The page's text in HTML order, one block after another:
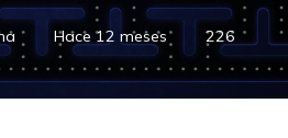
Hace 12 meses 226